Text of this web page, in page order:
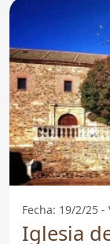
Fecha: 19/2/25 -
Iglesia